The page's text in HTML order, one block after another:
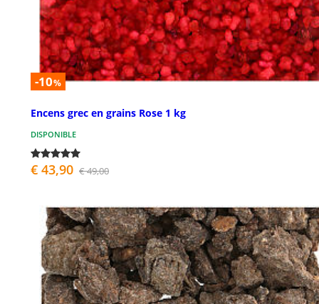
-10%
Encens grec en grains Rose 1 kg
DISPONIBLE
€ 43,90 € 49,00